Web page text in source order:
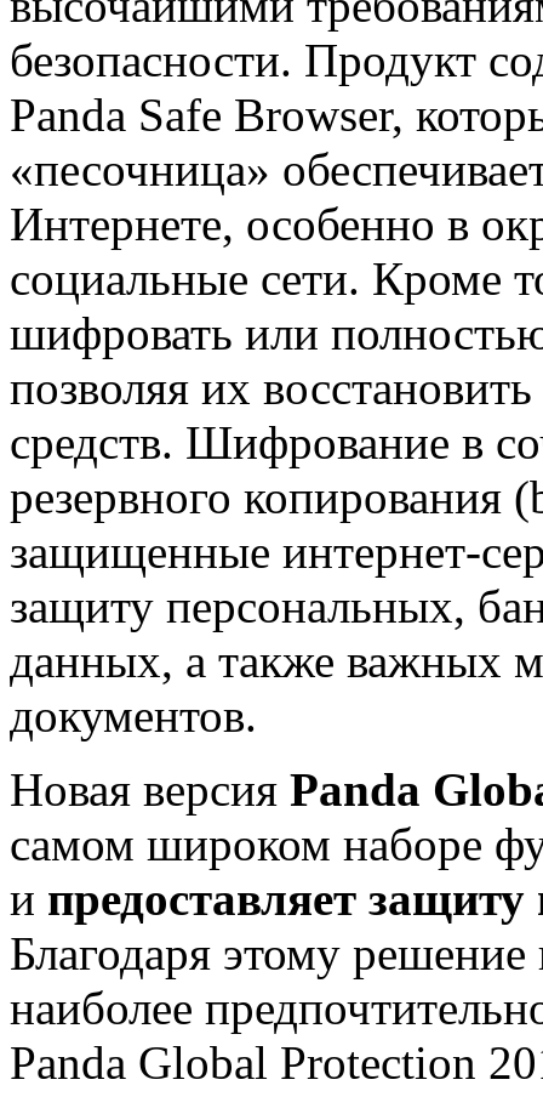
безопасности. Продукт
Panda Safe Browser,
«песочница»
Интернете, особенно в
социальные сети. Кроме
шифровать или
позволяя их
средств. Шифрование в
резервного копирования
защищенные интернет-
защиту персональных,
данных, а также важных
документов.
Новая версия Panda
самом широком наборе
и предоставляет
Благодаря этому решение
наиболее
Panda Global Protection